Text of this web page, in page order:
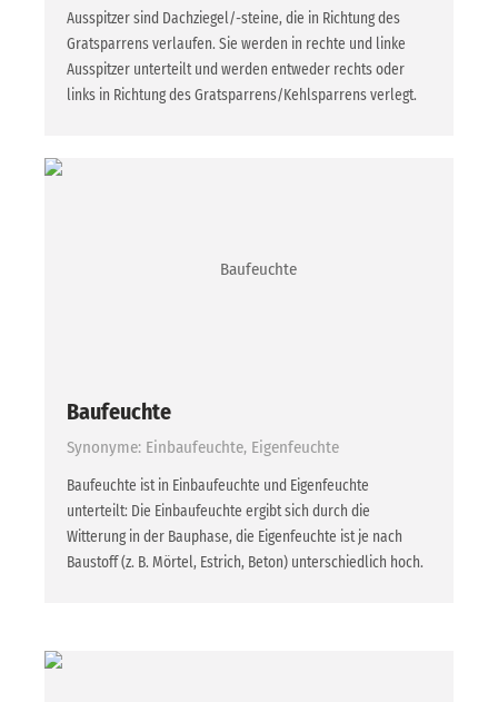
Ausspitzer sind Dachziegel/-steine, die in Richtung des
Gratsparrens verlaufen. Sie werden in rechte und linke
Ausspitzer unterteilt und werden entweder rechts oder
links in Richtung des Gratsparrens/Kehlsparrens verlegt.
Baufeuchte
Synonyme: Einbaufeuchte, Eigenfeuchte
Baufeuchte ist in Einbaufeuchte und Eigenfeuchte
unterteilt: Die Einbaufeuchte ergibt sich durch die
Witterung in der Bauphase, die Eigenfeuchte ist je nach
Baustoff (z. B. Mörtel, Estrich, Beton) unterschiedlich hoch.